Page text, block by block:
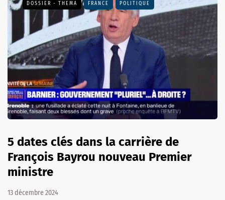
DOSSIER - THEMA FRANCE POLITIQUE
5 dates clés dans la carrière de
François Bayrou nouveau Premier
ministre
13 décembre 2024